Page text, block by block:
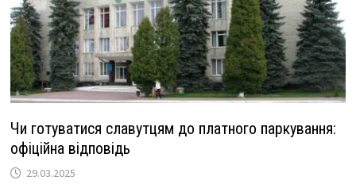
Чи готуватися славутцям до платного паркування:
офіційна відповідь
29.03.2025